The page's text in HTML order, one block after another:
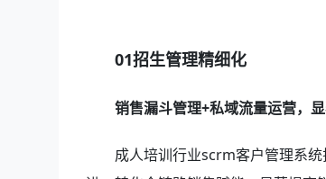
01招生管理精细化
销售漏斗管理+私域流量运营，
成人培训行业scrm客户管理系